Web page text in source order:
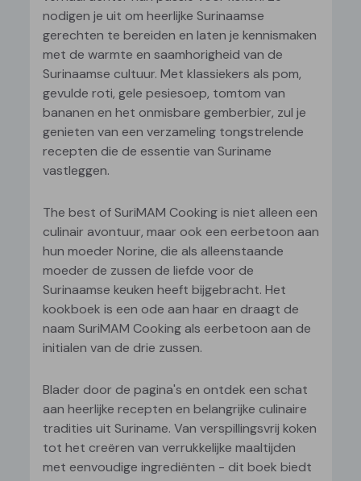
nodigen je uit om heerlijke Surinaamse
gerechten te bereiden en laten je kennismaken
met de warmte en saamhorigheid van de
Surinaamse cultuur. Met klassiekers als pom,
gevulde roti, gele pesiesoep, tomtom van
bananen en het onmisbare gemberbier, zul je
genieten van een verzameling tongstrelende
recepten die de essentie van Suriname
vastleggen.
The best of SuriMAM Cooking is niet alleen een
culinair avontuur, maar ook een eerbetoon aan
hun moeder Norine, die als alleenstaande
moeder de zussen de liefde voor de
Surinaamse keuken heeft bijgebracht. Het
kookboek is een ode aan haar en draagt de
naam SuriMAM Cooking als eerbetoon aan de
initialen van de drie zussen.
Blader door de pagina's en ontdek een schat
aan heerlijke recepten en belangrijke culinaire
tradities uit Suriname. Van verspillingsvrij koken
tot het creëren van verrukkelijke maaltijden
met eenvoudige ingrediënten - dit boek biedt